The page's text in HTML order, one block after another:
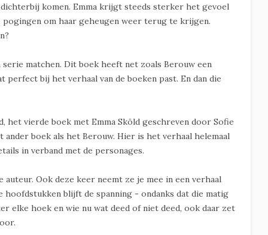
dichterbij komen. Emma krijgt steeds sterker het gevoel
om haar geheugen weer terug te krijgen.
matchen. Dit boek heeft net zoals Berouw een
bij het verhaal van de boeken past. En dan die
het vierde boek met Emma Sköld geschreven door Sofie
boek als het Berouw. Hier is het verhaal helemaal
in verband met de personages.
Ook deze keer neemt ze je mee in een verhaal
blijft de spanning - ondanks dat die matig
elke hoek en wie nu wat deed of niet deed, ook daar zet